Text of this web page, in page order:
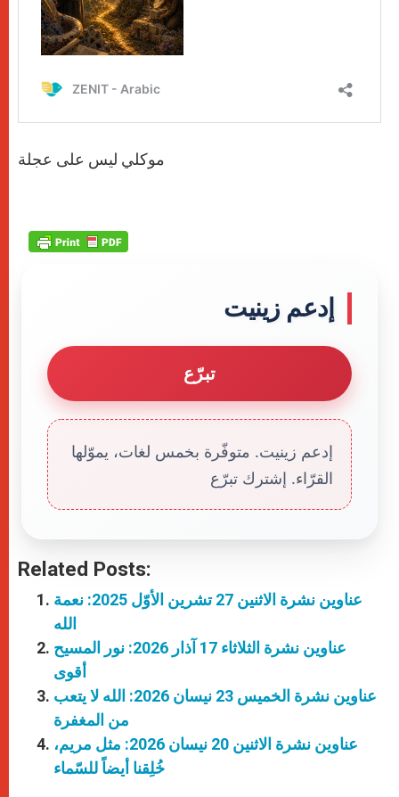
موكلي ليس على عجلة
إدعم زينيت
تبرّع
إدعم زينيت. متوفّرة بخمس لغات، يموّلها
القرّاء. إشترك تبرّع
Related Posts:
عناوين نشرة الاثنين 27 تشرين الأوّل 2025: نعمة
الله
عناوين نشرة الثلاثاء 17 آذار 2026: نور المسيح
أقوى
عناوين نشرة الخميس 23 نيسان 2026: الله لا يتعب
من المغفرة
عناوين نشرة الاثنين 20 نيسان 2026: مثل مريم،
خُلِقنا أيضاً للسّماء